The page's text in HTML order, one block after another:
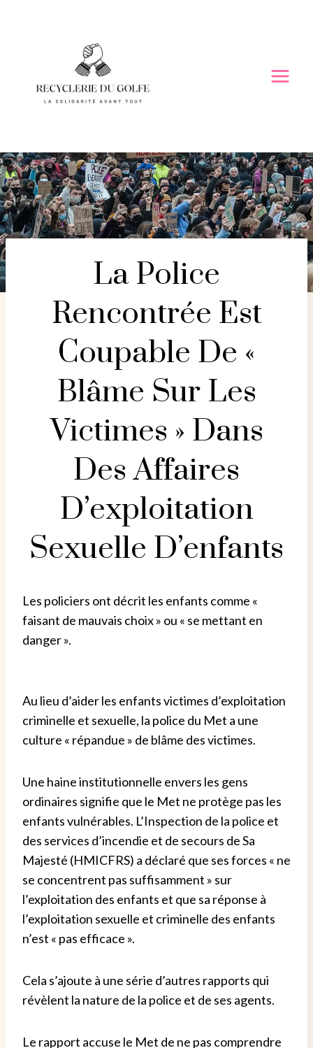
La Police
Rencontrée Est
Coupable De «
Blâme Sur Les
Victimes » Dans
Des Affaires
D’exploitation
Sexuelle D’enfants
Les policiers ont décrit les enfants comme «
faisant de mauvais choix » ou « se mettant en
danger ».
Au lieu d’aider les enfants victimes d’exploitation
criminelle et sexuelle, la police du Met a une
culture « répandue » de blâme des victimes.
Une haine institutionnelle envers les gens
ordinaires signifie que le Met ne protège pas les
enfants vulnérables. L’Inspection de la police et
des services d’incendie et de secours de Sa
Majesté (HMICFRS) a déclaré que ses forces « ne
se concentrent pas suffisamment » sur
l’exploitation des enfants et que sa réponse à
l’exploitation sexuelle et criminelle des enfants
n’est « pas efficace ».
Cela s’ajoute à une série d’autres rapports qui
révèlent la nature de la police et de ses agents.
Le rapport accuse le Met de ne pas comprendre